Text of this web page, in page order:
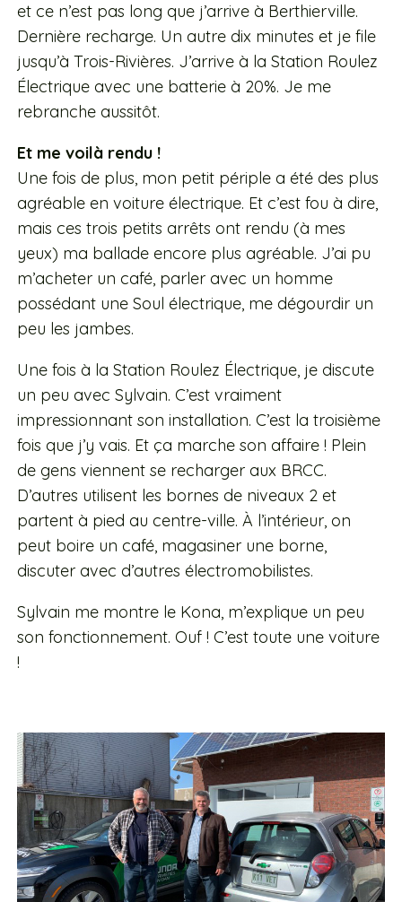
et ce n’est pas long que j’arrive à Berthierville.
Dernière recharge. Un autre dix minutes et je file
jusqu’à Trois-Rivières. J’arrive à la Station Roulez
Électrique avec une batterie à 20%. Je me
rebranche aussitôt.
Et me voilà rendu !
Une fois de plus, mon petit périple a été des plus
agréable en voiture électrique. Et c’est fou à dire,
mais ces trois petits arrêts ont rendu (à mes
yeux) ma ballade encore plus agréable. J’ai pu
m’acheter un café, parler avec un homme
possédant une Soul électrique, me dégourdir un
peu les jambes.
Une fois à la Station Roulez Électrique, je discute
un peu avec Sylvain. C’est vraiment
impressionnant son installation. C’est la troisième
fois que j’y vais. Et ça marche son affaire ! Plein
de gens viennent se recharger aux BRCC.
D’autres utilisent les bornes de niveaux 2 et
partent à pied au centre-ville. À l’intérieur, on
peut boire un café, magasiner une borne,
discuter avec d’autres électromobilistes.
Sylvain me montre le Kona, m’explique un peu
son fonctionnement. Ouf ! C’est toute une voiture
!